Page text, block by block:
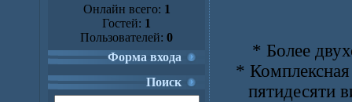
Онлайн всего: 1
Гостей: 1
Пользователей: 0
Форма входа
Поиск
* Более
*
пятидесяти